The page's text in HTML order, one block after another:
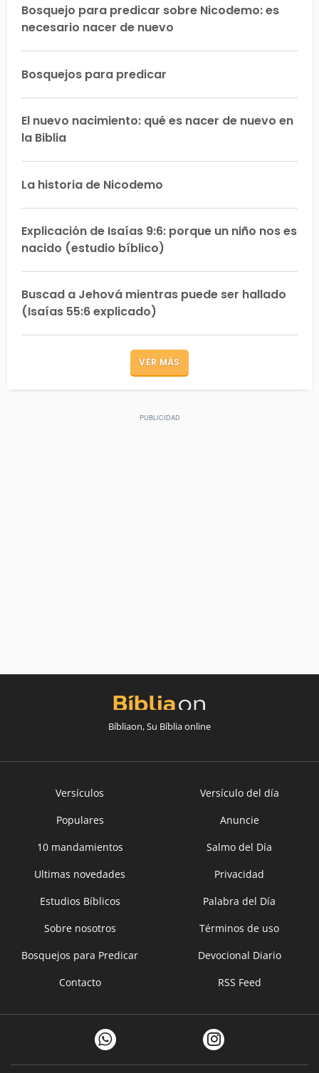
Bosquejo para predicar sobre Nicodemo: es
necesario nacer de nuevo
Bosquejos para predicar
El nuevo nacimiento: qué es nacer de nuevo en
la Biblia
La historia de Nicodemo
Explicación de Isaías 9:6: porque un niño nos es
nacido (estudio bíblico)
Buscad a Jehová mientras puede ser hallado
(Isaías 55:6 explicado)
VER MÁS
Bíbliaon, Su Bíblia online
Versículos
Versículo del día
Populares
Anuncie
10 mandamientos
Salmo del Día
Ultimas novedades
Privacidad
Estudios Bíblicos
Palabra del Día
Sobre nosotros
Términos de uso
Bosquejos para Predicar
Devocional Diario
Contacto
RSS Feed